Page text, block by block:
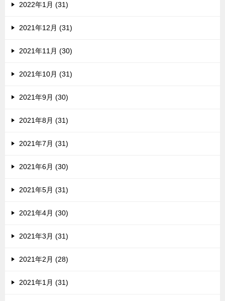
2022年1月 (31)
2021年12月 (31)
2021年11月 (30)
2021年10月 (31)
2021年9月 (30)
2021年8月 (31)
2021年7月 (31)
2021年6月 (30)
2021年5月 (31)
2021年4月 (30)
2021年3月 (31)
2021年2月 (28)
2021年1月 (31)